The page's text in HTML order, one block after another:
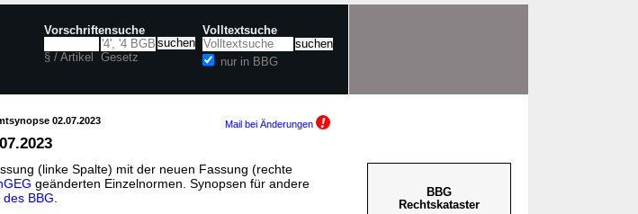
Vorschriftensuche
§ / Artikel Gesetz
Volltextsuche
nur in BBG
02.07.2023 Mail bei Änderungen
(linke Spalte) mit der neuen Fassung (rechte
geänderten Einzelnormen. Synopsen für andere
BBG
BBG
Rechtskataster